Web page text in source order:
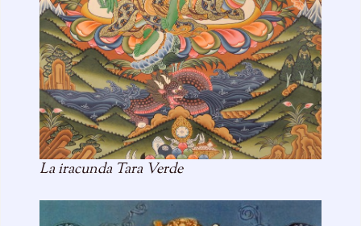
La iracunda Tara Verde